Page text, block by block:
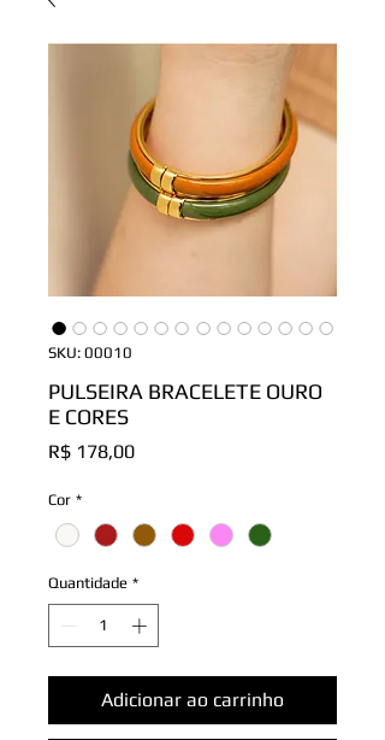
SKU: 00010
PULSEIRA BRACELETE OURO
E CORES
R$ 178,00Preço
Cor *
Quantidade *
Adicionar ao carrinho